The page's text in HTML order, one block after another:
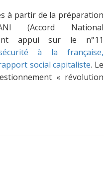
à partir de la préparation
(Accord National
appui sur le n°11
à la française,
social capitaliste. Le
« révolution